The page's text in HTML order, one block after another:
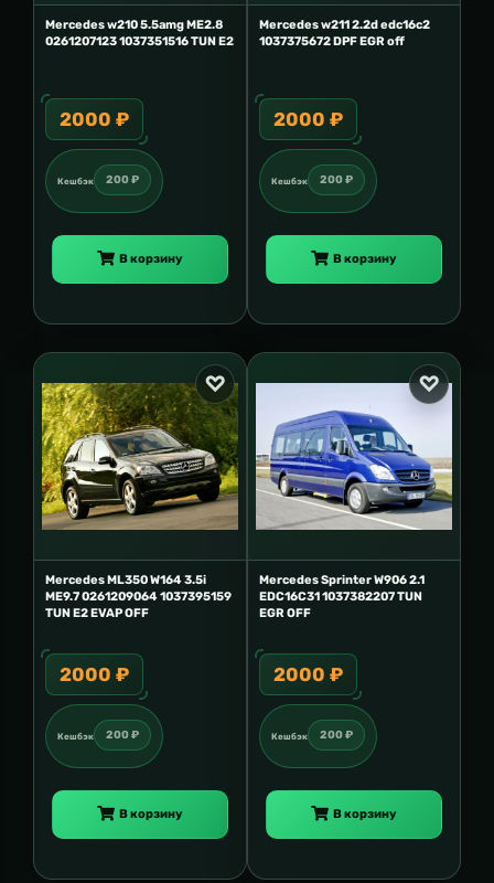
Mercedes w210 5.5amg ME2.8
0261207123 1037351516 TUN E2
2000 ₽
Кешбэк 200 ₽
В корзину
Mercedes w211 2.2d edc16c2
1037375672 DPF EGR off
2000 ₽
Кешбэк 200 ₽
В корзину
Mercedes ML350 W164 3.5i
ME9.7 0261209064 1037395159
TUN E2 EVAP OFF
2000 ₽
Кешбэк 200 ₽
В корзину
Mercedes Sprinter W906 2.1
EDC16C31 1037382207 TUN
EGR OFF
2000 ₽
Кешбэк 200 ₽
В корзину